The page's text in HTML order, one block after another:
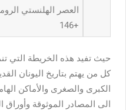
العصر الهلنستي
+146
حيث تفيد هذه الخريطة التي
كل من يهتم بتاريخ اليونان
الكبرى والصغرى والأماكن
الى المصادر الموثوقة